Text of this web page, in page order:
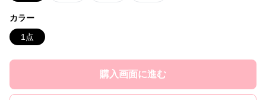
カラー
1点
購入画面に進む